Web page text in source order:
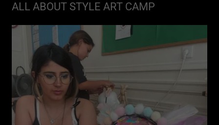
ALL ABOUT STYLE ART CAMP